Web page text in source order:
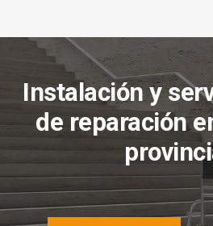
Instalación y
de reparación